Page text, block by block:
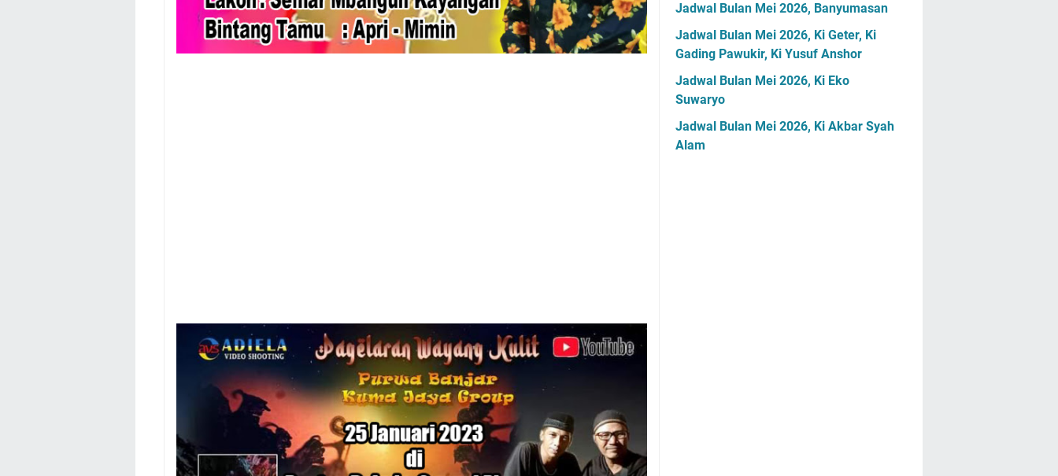
Jadwal Bulan Mei 2026, Banyumasan
Jadwal Bulan Mei 2026, Ki Geter, Ki
Gading Pawukir, Ki Yusuf Anshor
Jadwal Bulan Mei 2026, Ki Eko
Suwaryo
Jadwal Bulan Mei 2026, Ki Akbar Syah
Alam